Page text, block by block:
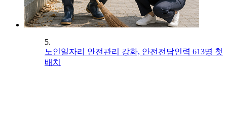
5.
노인일자리 안전관리 강화, 안전전담인력 613명 첫
배치